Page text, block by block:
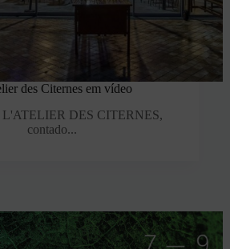
des Citernes em vídeo
L'ATELIER DES CITERNES,
contado...